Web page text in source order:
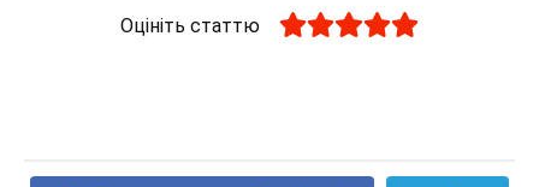
Оцініть статтю